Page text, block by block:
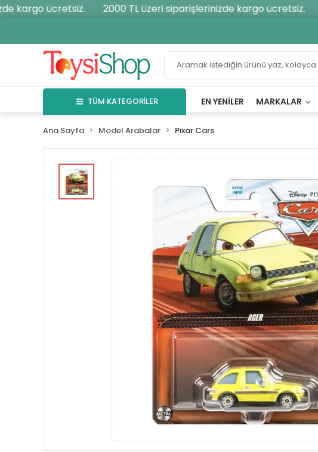
kargo ücretsiz. 2000 TL üzeri siparişlerinizde kargo ücretsiz.
TÜM KATEGORİLER EN YENILER MARKALAR
Ana Sayfa Model Arabalar Pixar Cars